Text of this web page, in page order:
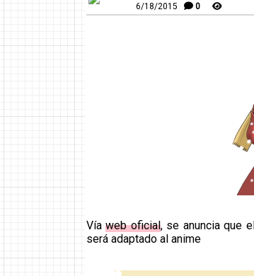
6/18/2015
0
Víaweb oficial, se anuncia que
será adaptado al anime